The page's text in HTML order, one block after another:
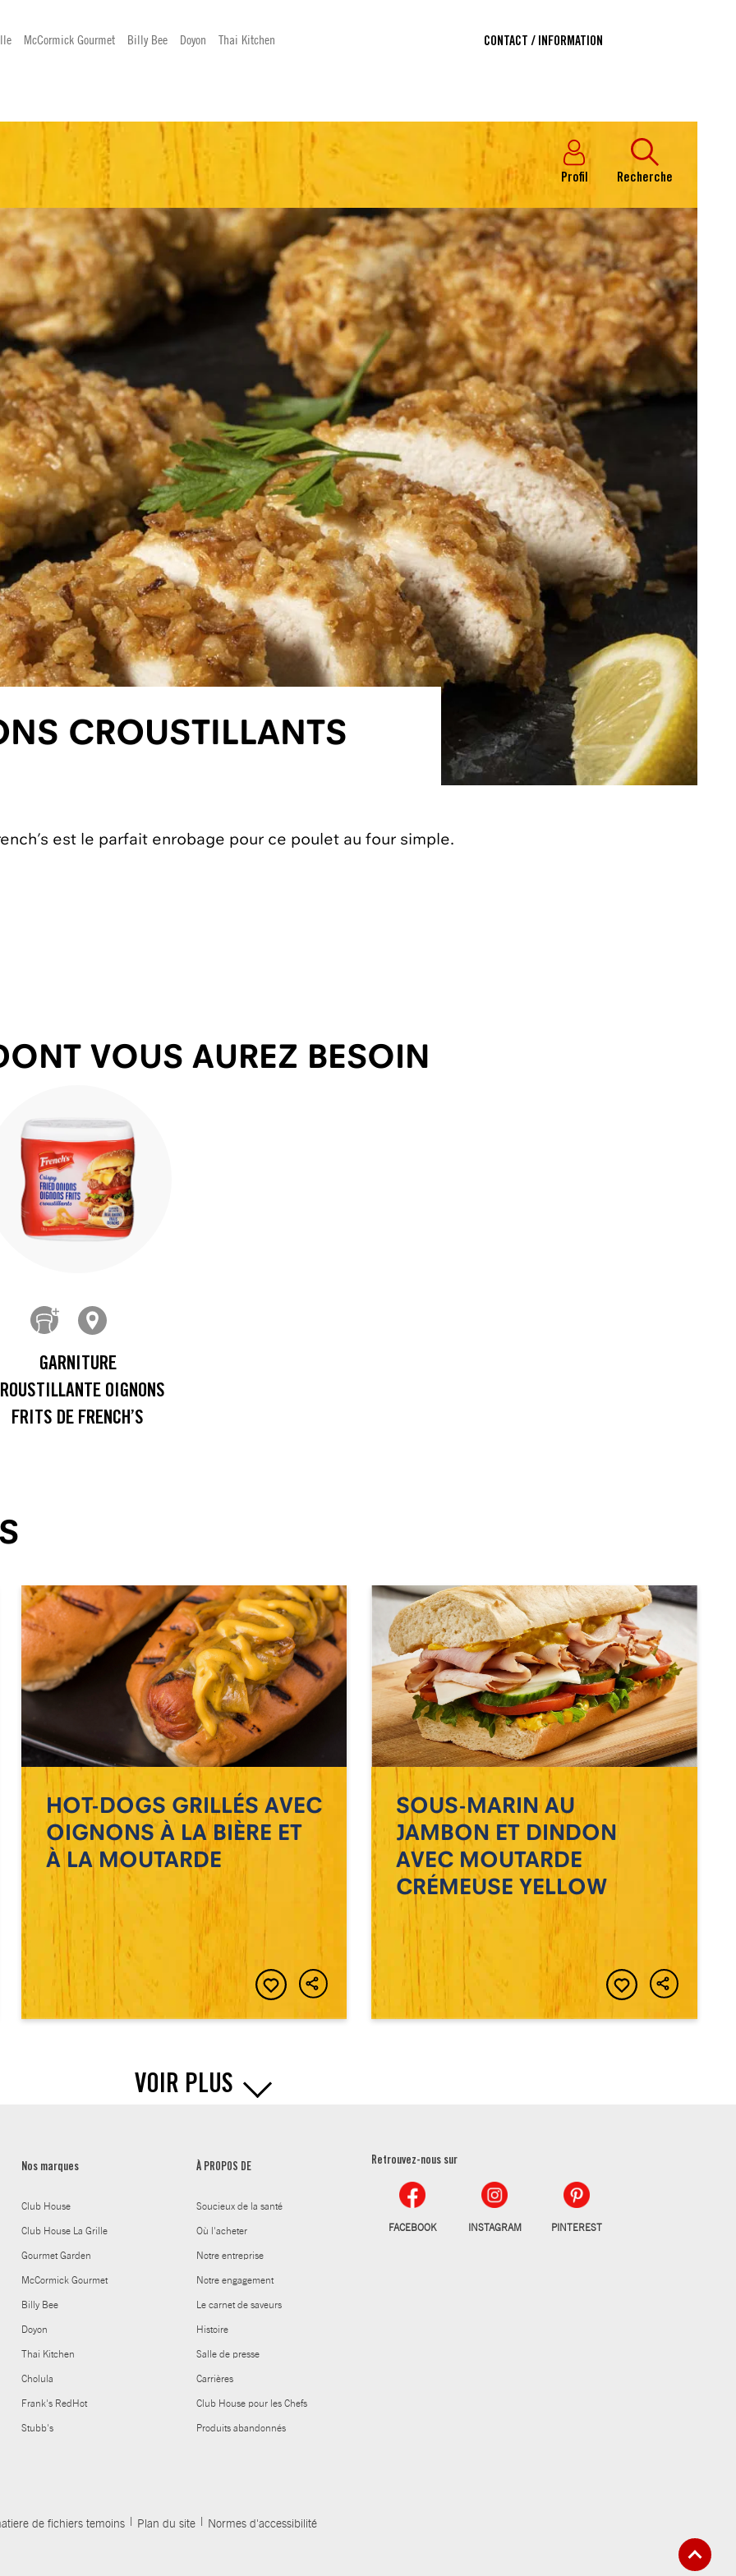
McCormick Gourmet Billy Bee Doyon Thai Kitchen CONTACT / INFORMATION
Profil Recherche
CROUSTILLANTS
est le parfait enrobage pour ce poulet au four simple.
VOUS AUREZ BESOIN
GARNITURE
OIGNONS
FRITS DE FRENCH’S
HOT-DOGS GRILLÉS AVEC
OIGNONS À LA BIÈRE ET
À LA MOUTARDE
SOUS-MARIN AU
JAMBON ET DINDON
AVEC MOUTARDE
CRÉMEUSE YELLOW
VOIR PLUS
Nos marques
Club House
Club House La Grille
Gourmet Garden
McCormick Gourmet
Billy Bee
Doyon
Thai Kitchen
Cholula
Frank's RedHot
Stubb's
À PROPOS DE
Soucieux de la santé
Où l'acheter
Notre entreprise
Notre engagement
Le carnet de saveurs
Histoire
Salle de presse
Carrières
Club House pour les Chefs
Produits abandonnés
Retrouvez-nous sur
FACEBOOK INSTAGRAM PINTEREST
de fichiers temoins Plan du site Normes d'accessibilité